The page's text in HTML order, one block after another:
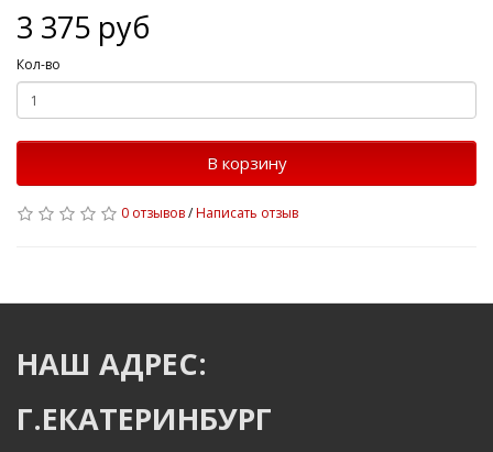
3 375 руб
Кол-во
В корзину
0 отзывов/Написать отзыв
НАШ АДРЕС:
Г.ЕКАТЕРИНБУРГ